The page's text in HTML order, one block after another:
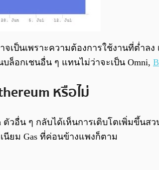
เป็นเพราะความต้องการใช้งานที่ต่ำล
ล็อกเชนอื่น ๆ แทนไม่ว่าจะเป็น Omni,
หรือไม่
วอื่น ๆ กลับได้เห็นการเติบโตเพิ่มขึ้นส
นียม Gas ที่ค่อนข้างแพงก็ตาม